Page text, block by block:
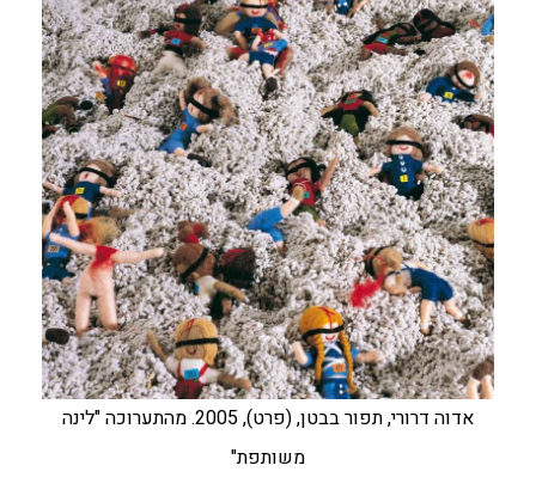
אדוה דרורי, תפור בבטן, (פרט), 2005. מהתערוכה "לינה
משותפת"